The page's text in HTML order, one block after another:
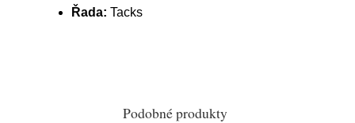
Řada: Tacks
Podobné produkty